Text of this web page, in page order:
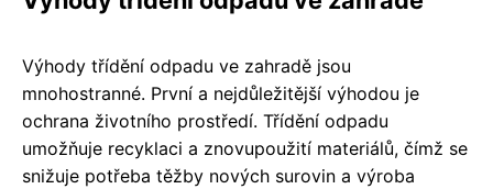
Výhody třídění odpadu ve zahradě jsou
mnohostranné. První a nejdůležitější výhodou je
ochrana životního prostředí. Třídění odpadu
umožňuje recyklaci a znovupoužití materiálů, čímž se
snižuje potřeba těžby nových surovin a výroba